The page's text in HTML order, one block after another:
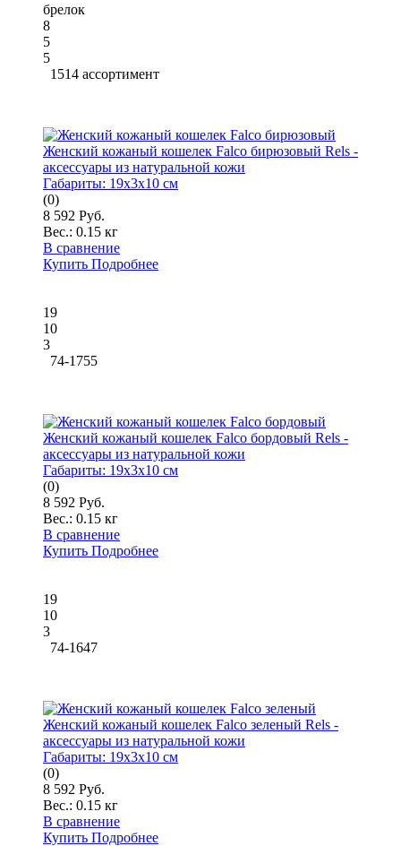
брелок
8
5
5
1514 ассортимент
Женский кожаный кошелек Falco бирюзовый Rels -
аксессуары из натуральной кожи
Габариты: 19x3x10 см
(0)
8 592 Руб.
Вес.: 0.15 кг
В сравнение
Купить Подробнее
19
10
3
74-1755
Женский кожаный кошелек Falco бордовый Rels -
аксессуары из натуральной кожи
Габариты: 19x3x10 см
(0)
8 592 Руб.
Вес.: 0.15 кг
В сравнение
Купить Подробнее
19
10
3
74-1647
Женский кожаный кошелек Falco зеленый Rels -
аксессуары из натуральной кожи
Габариты: 19x3x10 см
(0)
8 592 Руб.
Вес.: 0.15 кг
В сравнение
Купить Подробнее